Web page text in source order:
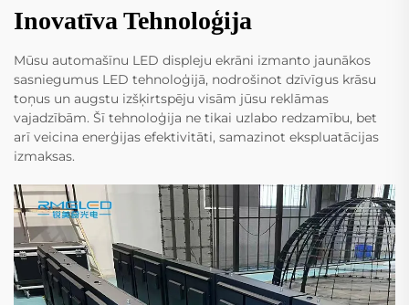
Inovatīva Tehnoloģija
Mūsu automašīnu LED displeju ekrāni izmanto jaunākos
sasniegumus LED tehnoloģijā, nodrošinot dzīvīgus krāsu
toņus un augstu izšķirtspēju visām jūsu reklāmas
vajadzībām. Šī tehnoloģija ne tikai uzlabo redzamību, bet
arī veicina enerģijas efektivitāti, samazinot ekspluatācijas
izmaksas.